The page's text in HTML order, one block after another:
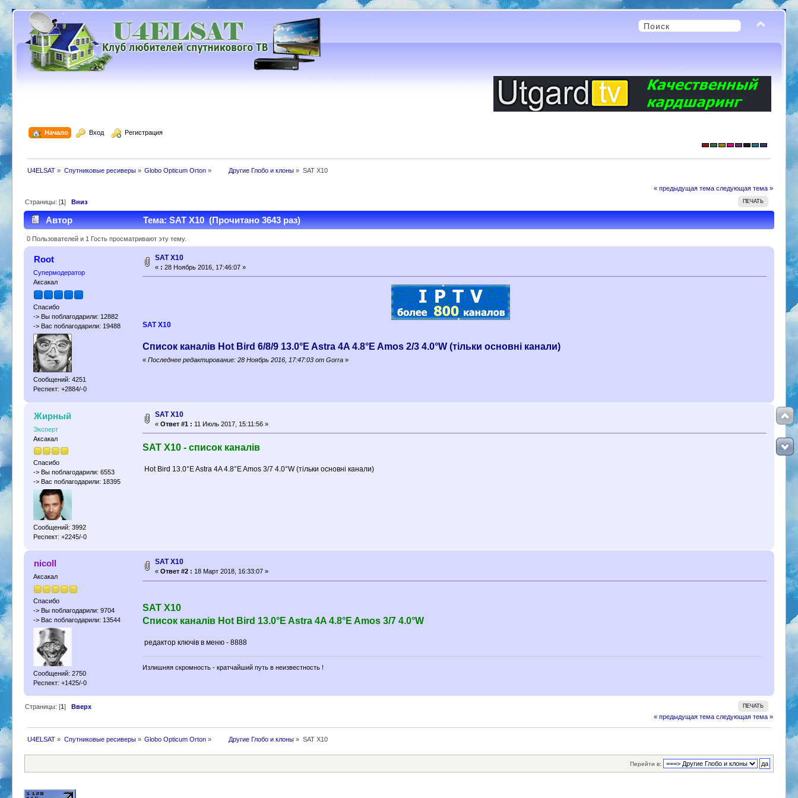
Начало Вход Регистрация
U4ELSAT » Cпутниковые ресиверы» Globo Opticum Orton » Другие Глобо и клоны » SAT X10
« предыдущая тема следующая тема »
ПЕЧАТЬ
Страницы: [1]Вниз
Автор Тема: SAT X10 (Прочитано 3643 раз)
0 Пользователей и 1 Гость просматривают эту тему.
Root
Супермодератор
Аксакал
Спасибо
-> Вы поблагодарили: 12882
-> Вас поблагодарили: 19488
Сообщений: 4251
Респект: +2884/-0
SAT X10
« : 28 Ноябрь 2016, 17:46:07 »
SAT X10
Список каналів Hot Bird 6/8/9 13.0°E Astra 4A 4.8°E Amos 2/3 4.0°W (тільки основні канали)
« Последнее редактирование: 28 Ноябрь 2016, 17:47:03 от Gorra»
Жирный
Эксперт
Аксакал
Спасибо
-> Вы поблагодарили: 6553
-> Вас поблагодарили: 18395
Сообщений: 3992
Респект: +2245/-0
SAT X10
«Ответ #1 : 11 Июль 2017, 15:11:56 »
SAT X10 - список каналів
Hot Bird 13.0°E Astra 4A 4.8°E Amos 3/7 4.0°W (тільки основні канали)
nicoll
Аксакал
Спасибо
-> Вы поблагодарили: 9704
-> Вас поблагодарили: 13544
Сообщений: 2750
Респект: +1425/-0
SAT X10
«Ответ #2 : 18 Март 2018, 16:33:07 »
SAT X10
Список каналів Hot Bird 13.0°E Astra 4A 4.8°E Amos 3/7 4.0°W
редактор ключів в меню - 8888
Излишняя скромность - кратчайший путь в неизвестность !
ПЕЧАТЬ
Страницы: [1]Вверх
« предыдущая тема следующая тема »
U4ELSAT » Cпутниковые ресиверы» Globo Opticum Orton » Другие Глобо и клоны » SAT X10
Перейти в: